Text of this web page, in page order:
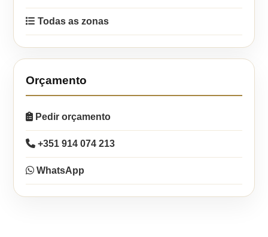
Todas as zonas
Orçamento
Pedir orçamento
+351 914 074 213
WhatsApp